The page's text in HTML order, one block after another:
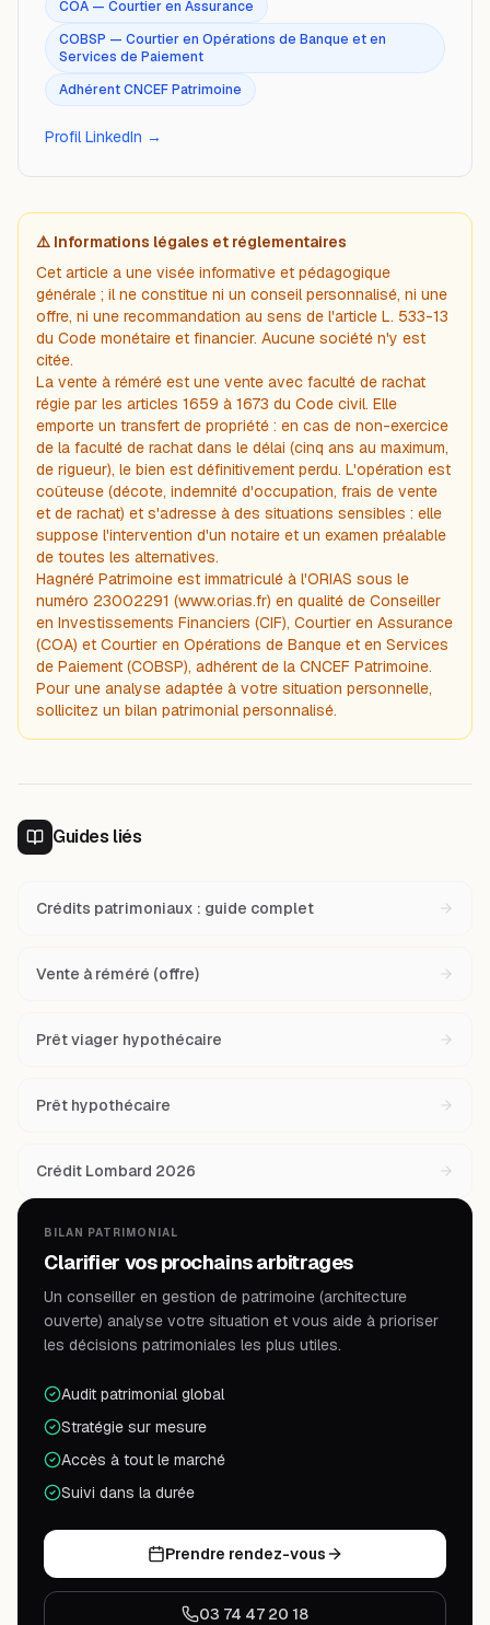
COA — Courtier en Assurance
COBSP — Courtier en Opérations de Banque et en
Services de Paiement
Adhérent CNCEF Patrimoine
Profil LinkedIn →
⚠️ Informations légales et réglementaires
Cet article a une visée informative et pédagogique
générale ; il ne constitue ni un conseil personnalisé, ni une
offre, ni une recommandation au sens de l'article L. 533-13
du Code monétaire et financier. Aucune société n'y est
citée.
La vente à réméré est une vente avec faculté de rachat
régie par les articles 1659 à 1673 du Code civil. Elle
emporte un transfert de propriété : en cas de non-exercice
de la faculté de rachat dans le délai (cinq ans au maximum,
de rigueur), le bien est définitivement perdu. L'opération est
coûteuse (décote, indemnité d'occupation, frais de vente
et de rachat) et s'adresse à des situations sensibles : elle
suppose l'intervention d'un notaire et un examen préalable
de toutes les alternatives.
Hagnéré Patrimoine est immatriculé à l'ORIAS sous le
numéro 23002291 (www.orias.fr) en qualité de Conseiller
en Investissements Financiers (CIF), Courtier en Assurance
(COA) et Courtier en Opérations de Banque et en Services
de Paiement (COBSP), adhérent de la CNCEF Patrimoine.
Pour une analyse adaptée à votre situation personnelle,
sollicitez un bilan patrimonial personnalisé.
Guides liés
Crédits patrimoniaux : guide complet
Vente à réméré (offre)
Prêt viager hypothécaire
Prêt hypothécaire
Crédit Lombard 2026
BILAN PATRIMONIAL
Clarifier vos prochains arbitrages
Un conseiller en gestion de patrimoine (architecture
ouverte) analyse votre situation et vous aide à prioriser
les décisions patrimoniales les plus utiles.
Audit patrimonial global
Stratégie sur mesure
Accès à tout le marché
Suivi dans la durée
Prendre rendez-vous
03 74 47 20 18